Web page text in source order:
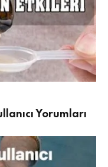
Yorumları